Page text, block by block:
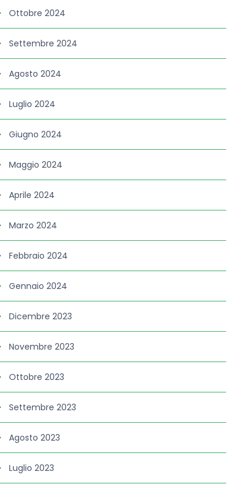
Ottobre 2024
Settembre 2024
Agosto 2024
Luglio 2024
Giugno 2024
Maggio 2024
Aprile 2024
Marzo 2024
Febbraio 2024
Gennaio 2024
Dicembre 2023
Novembre 2023
Ottobre 2023
Settembre 2023
Agosto 2023
Luglio 2023